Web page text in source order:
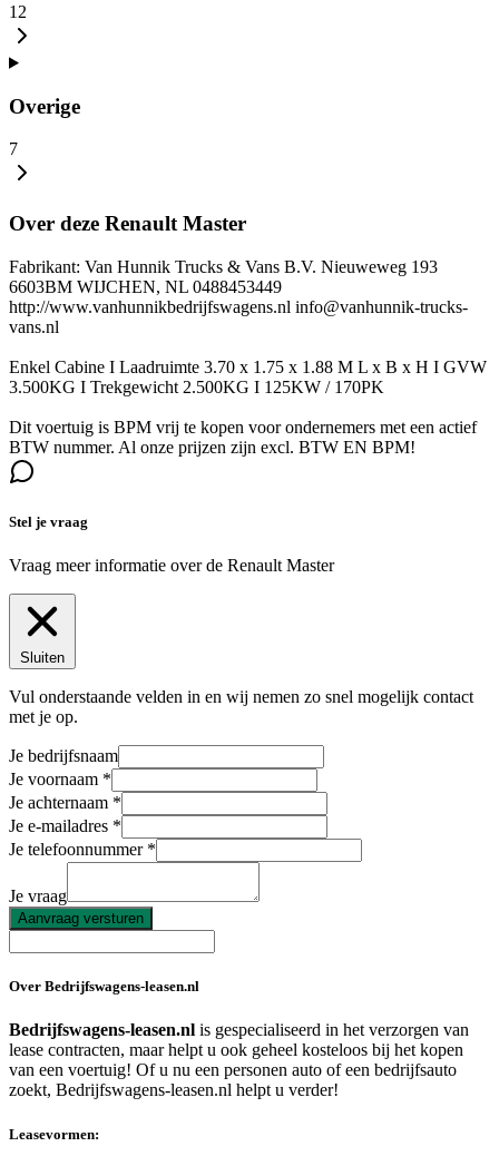
12
Overige
7
Over deze Renault Master
Fabrikant: Van Hunnik Trucks & Vans B.V. Nieuweweg 193
6603BM WIJCHEN, NL 0488453449
http://www.vanhunnikbedrijfswagens.nl info@vanhunnik-trucks-
vans.nl
Enkel Cabine I Laadruimte 3.70 x 1.75 x 1.88 M L x B x H I GVW
3.500KG I Trekgewicht 2.500KG I 125KW / 170PK
Dit voertuig is BPM vrij te kopen voor ondernemers met een actief
BTW nummer. Al onze prijzen zijn excl. BTW EN BPM!
Stel je vraag
Vraag meer informatie over de Renault Master
Sluiten
Vul onderstaande velden in en wij nemen zo snel mogelijk contact
met je op.
Je bedrijfsnaam
Je voornaam
Je achternaam
Je e-mailadres
Je telefoonnummer
Je vraag
Aanvraag versturen
Over Bedrijfswagens-leasen.nl
Bedrijfswagens-leasen.nl is gespecialiseerd in het verzorgen van
lease contracten, maar helpt u ook geheel kosteloos bij het kopen
van een voertuig! Of u nu een personen auto of een bedrijfsauto
zoekt, Bedrijfswagens-leasen.nl helpt u verder!
Leasevormen: